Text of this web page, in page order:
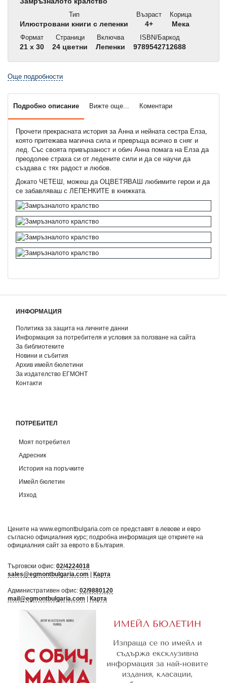
Тип
Илюстровани книги с лепенки
Възраст
4+
Корица
Мека
Формат
21 x 30
Страници
24 цветни
Включва
Лепенки
ISBN/Баркод
9789542712688
Още подробности
Подробно описание Вижте още... Коментари
Прочети прекрасната история за Анна и нейната сестра Елза,
която притежава магична сила и превръща всичко в сняг и
лед. Със своята привързаност и обич Анна помага на Елза да
преодолее страха си от ледените сили и да се научи да
създава с тях радост и любов.
Докато ЧЕТЕШ, можеш да ОЦВЕТЯВАШ любимите герои и да
се забавляваш с ЛЕПЕНКИТЕ в книжката.
ИНФОРМАЦИЯ
Политика за защита на личните данни
Информация за потребителя и условия за ползване на сайта
За библиотеките
Новини и събития
Архив имейл бюлетини
За издателство ЕГМОНТ
Контакти
ПОТРЕБИТЕЛ
Моят потребител
Адресник
История на поръчките
Имейл бюлетин
Изход
Цените на www.egmontbulgaria.com се представят в левове и евро
съгласно официалния курс; подробна информация ще откриете на
официалния сайт за еврото в България
Търговски офис: 02/4224018
sales@egmontbulgaria.com
Карта
Административен офис: 02/9880120
mail@egmontbulgaria.com
Карта